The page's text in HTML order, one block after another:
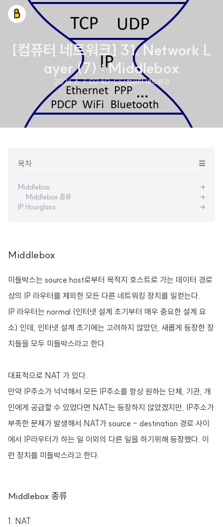
[컴퓨터 네트워크] 31. Network L
ayer (7) : Middlebox
2024. 6. 7. 02:40·CS/컴퓨터 네트워크
목차
Middlebox
Middlebox 종류
IP Hourglass
Middlebox
미들박스는 source host로부터 목적지 호스트로 가는 데이터 경로
상의 IP 라우터를 제외한 모든 다른 네트워킹 장치를 일컫는다.
IP 라우터는 normal (인터넷 설계 초기부터 매우 중요한 설계 요
소) 인데, 인터넷 설계 초기에는 고려하지 않았던, 새롭게 등장한 장
치들을 모두 미들박스라고 한다.
대표적으로 NAT 가 있다.
만약 IP주소가 넉넉해서 모든 IP주소를 항상 원하는 단체, 기관, 개
인에게 공급할 수 있었다면 NAT는 등장하지 않았겠지만, IP주소가
부족한 문제가 발생해서 NAT가 source - destination 경로 사이
에서 IP라우터가 하는 일 이외의 다른 일을 하기위해 등장했다. 이
런 장치를 미들박스라고 한다.
Middlebox 종류
1. NAT